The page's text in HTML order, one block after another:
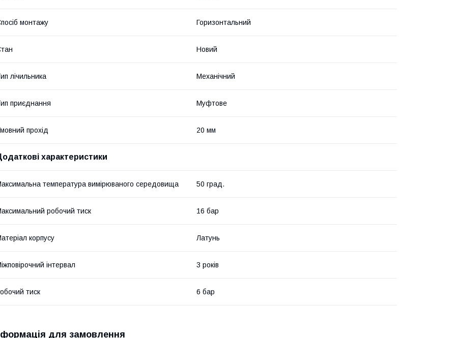
монтажу Горизонтальний
Новий
лічильника Механічний
приєднання Муфтове
прохід 20 мм
характеристики
температура вимірюваного середовища 50 град.
робочий тиск 16 бар
корпусу Латунь
інтервал 3 років
тиск 6 бар
для замовлення